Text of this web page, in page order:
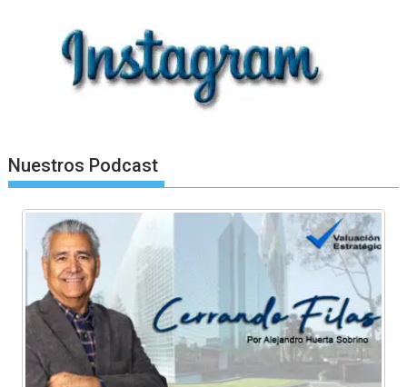
Nuestros Podcast